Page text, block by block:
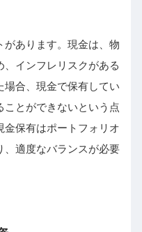
があります。現金は、物
インフレリスクがある
場合、現金で保有してい
ことができないという点
金保有はポートフォリオ
、適度なバランスが必要